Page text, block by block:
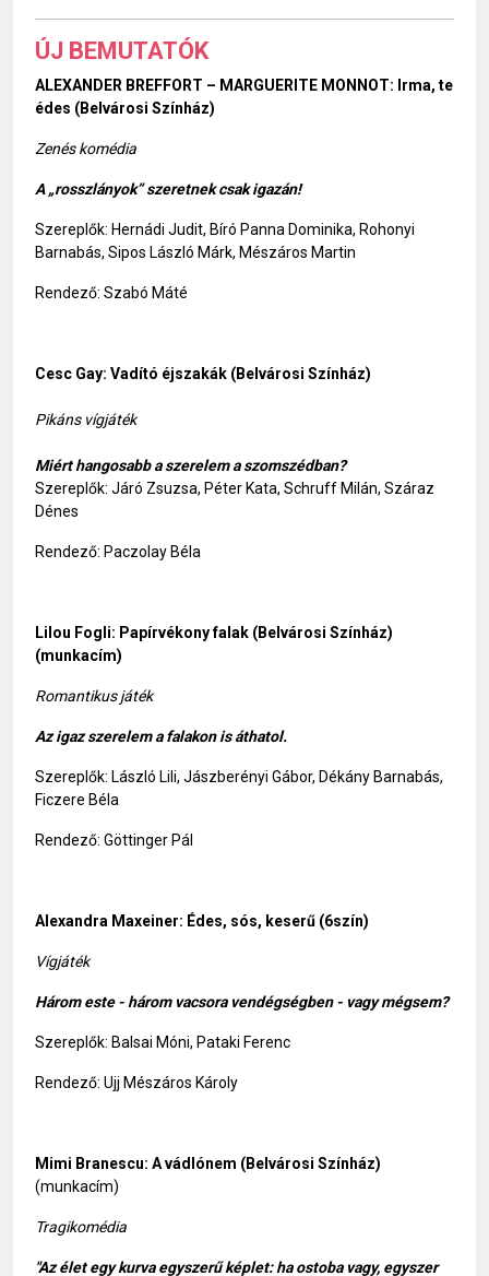
ÚJ BEMUTATÓK
ALEXANDER BREFFORT – MARGUERITE MONNOT: Irma, te
édes (Belvárosi Színház)
Zenés komédia
A „rosszlányok” szeretnek csak igazán!
Szereplők: Hernádi Judit, Bíró Panna Dominika, Rohonyi
Barnabás, Sipos László Márk, Mészáros Martin
Rendező: Szabó Máté
Cesc Gay: Vadító éjszakák (Belvárosi Színház)
Pikáns vígjáték
Miért hangosabb a szerelem a szomszédban?
Szereplők: Járó Zsuzsa, Péter Kata, Schruff Milán, Száraz
Dénes
Rendező: Paczolay Béla
Lilou Fogli: Papírvékony falak (Belvárosi Színház)
(munkacím)
Romantikus játék
Az igaz szerelem a falakon is áthatol.
Szereplők: László Lili, Jászberényi Gábor, Dékány Barnabás,
Ficzere Béla
Rendező: Göttinger Pál
Alexandra Maxeiner: Édes, sós, keserű (6szín)
Vígjáték
Három este - három vacsora vendégségben - vagy mégsem?
Szereplők: Balsai Móni, Pataki Ferenc
Rendező: Ujj Mészáros Károly
Mimi Branescu: A vádlónem (Belvárosi Színház)
(munkacím)
Tragikomédia
"Az élet egy kurva egyszerű képlet: ha ostoba vagy, egyszer